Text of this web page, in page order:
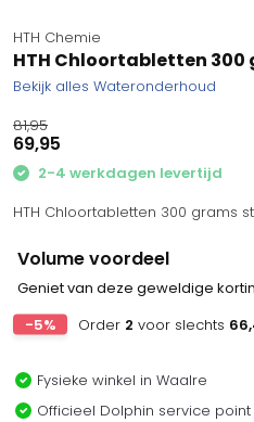
HTH Chemie
HTH Chloortabletten 300
Bekijk alles Wateronderhoud
81,95
69,95
2-4 werkdagen levertijd
HTH Chloortabletten 300 grams
Volume voordeel
Geniet van deze geweldige
-5%
Order 2 voor slechts
Fysieke winkel in Waalre
Officieel Dolphin service point